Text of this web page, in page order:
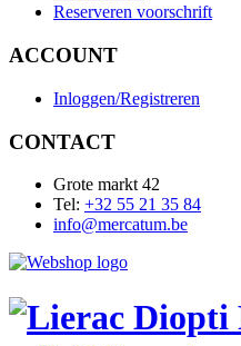
Reserveren voorschrift
ACCOUNT
Inloggen/Registreren
CONTACT
Grote markt 42
Tel: +32 55 21 35 84
info@mercatum.be